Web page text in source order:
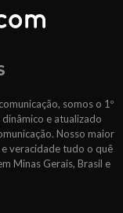
somos o 1º
e atualizado
Nosso maior
veracidade tudo o quê
Minas Gerais, Brasil e